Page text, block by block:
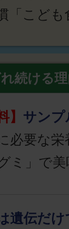
「こども
続ける
】 サンプ
必要な
ミ」で
遺伝だ